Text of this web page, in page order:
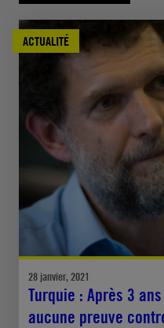
ACTUALITÉ
28 janvier, 2021
Turquie : Après 3
aucune preuve